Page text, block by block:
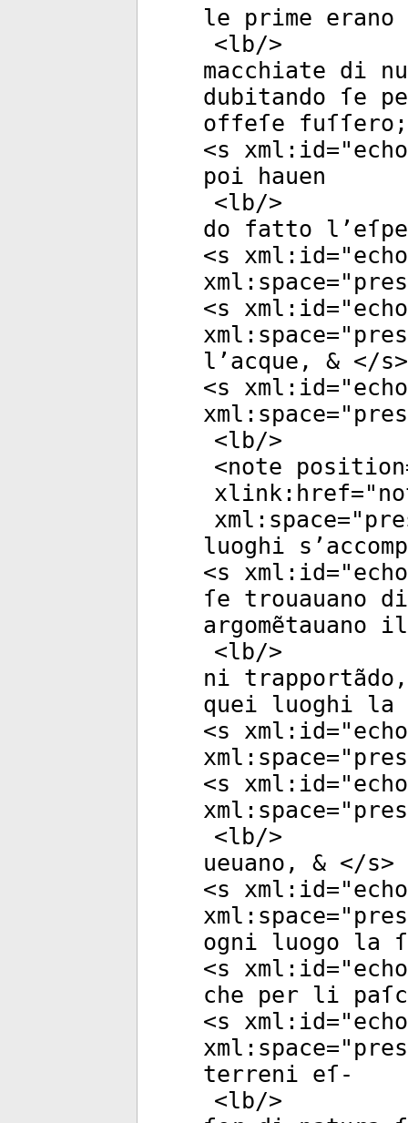
le prime
<lb/>
macchiate di
dubitando ſe
offeſe
<s xml:id="
poi hauen
<lb/>
do fatto
<s xml:id="
xml:space="
<s xml:id="
xml:space="
l’acque, & </s>
<s xml:id="
xml:space="
<lb/>
<note position
xlink:href="
xml:space="
luoghi
<s xml:id="
ſe trouauano
argomẽtauano
<lb/>
ni
quei luoghi la
<s xml:id="
xml:space="
<s xml:id="
xml:space="
<lb/>
ueuano, & </s>
<s xml:id="
xml:space="
ogni luogo la
<s xml:id="
che per li
<s xml:id="
xml:space="
terreni eſ-
<lb/>